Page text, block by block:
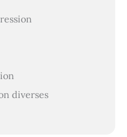
diverses